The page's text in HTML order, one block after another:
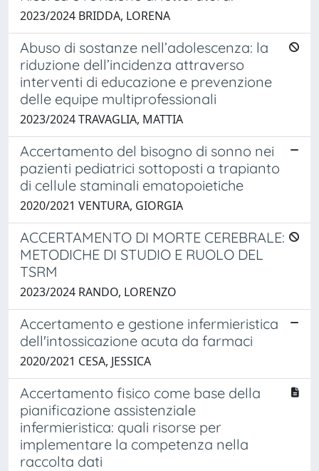
2023/2024 BRIDDA, LORENA
Abuso di sostanze nell’adolescenza: la
riduzione dell’incidenza attraverso
interventi di educazione e prevenzione
delle equipe multiprofessionali
2023/2024 TRAVAGLIA, MATTIA
Accertamento del bisogno di sonno nei
pazienti pediatrici sottoposti a trapianto
di cellule staminali ematopoietiche
2020/2021 VENTURA, GIORGIA
ACCERTAMENTO DI MORTE CEREBRALE:
METODICHE DI STUDIO E RUOLO DEL
TSRM
2023/2024 RANDO, LORENZO
Accertamento e gestione infermieristica
dell'intossicazione acuta da farmaci
2020/2021 CESA, JESSICA
Accertamento fisico come base della
pianificazione assistenziale
infermieristica: quali risorse per
implementare la competenza nella
raccolta dati